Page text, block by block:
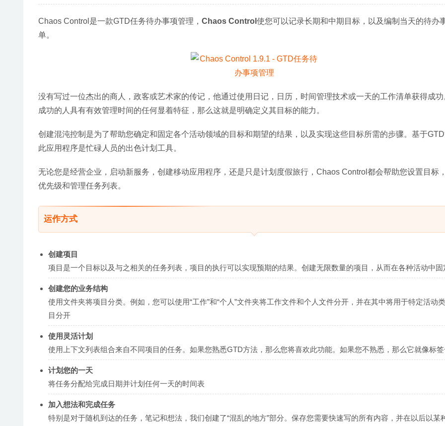
Chaos Control是一款GTD任务待办事项管理， Chaos Control 使您可以记录长期和中期目标，以及编制当天的待办
单。
没有写过一位杰出的商人，政客或艺术家的传记，他通过使用日记，日历，时间管理技术或一天的工作清单获得成
成功的人具有有效管理时间的任何显着特征，那么这就是明确定义其目标的能力。
创建混沌控制是为了帮助您确定和固定各个活动领域的目标和期望的结果，以及实现这些目标所需的步骤。基于
此应用程序是忙碌人员的出色计划工具。
无论您是经营企业，启动新服务，创建移动应用程序，还是只是计划度假旅行，Chaos Control都会帮助您设置目标
优先级和管理任务列表。
运作方式
创建项目
项目是一个目标以及与之相关的任务列表，项目的执行可以实现预期的结果。创建无限数量的项目，从而在各种活动中固
创建您的业务结构
使用文件夹将项目分类。例如，您可以使用“工作”和“个人”文件夹将工作文件和个人文件分开，并在其中将用于特定活动
目分开
使用灵活计划
使用上下文列表组合来自不同项目的任务。如果您熟悉GTD方法，那么您将喜欢此功能。如果您不熟悉，那么它就像标
计划您的一天
将任务分配给完成日期并计划任何一天的时间表
加入想法和完成任务
特别是对于随机到达的任务，笔记和想法，我们创建了“混乱的地方”部分。保存您需要快速写的所有内容，并在以后以某